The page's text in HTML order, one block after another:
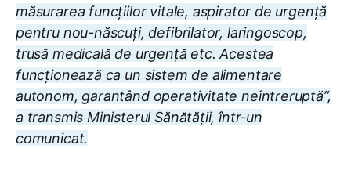
măsurarea funcțiilor vitale, aspirator de urgență
pentru nou-născuți, defibrilator, laringoscop,
trusă medicală de urgență etc. Acestea
funcționează ca un sistem de alimentare
autonom, garantând operativitate neîntreruptă”,
a transmis Ministerul Sănătății, într-un
comunicat.